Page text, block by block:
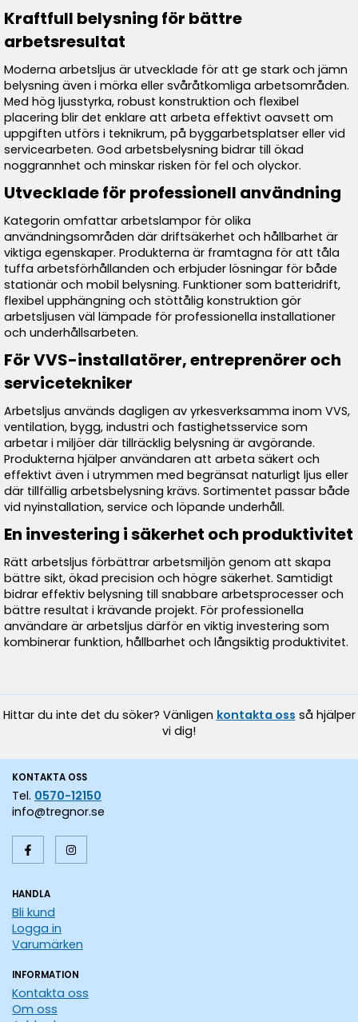
Kraftfull belysning för bättre
arbetsresultat
Moderna arbetsljus är utvecklade för att ge stark och jämn
belysning även i mörka eller svåråtkomliga arbetsområden.
Med hög ljusstyrka, robust konstruktion och flexibel
placering blir det enklare att arbeta effektivt oavsett om
uppgiften utförs i teknikrum, på byggarbetsplatser eller vid
servicearbeten. God arbetsbelysning bidrar till ökad
noggrannhet och minskar risken för fel och olyckor.
Utvecklade för professionell användning
Kategorin omfattar arbetslampor för olika
användningsområden där driftsäkerhet och hållbarhet är
viktiga egenskaper. Produkterna är framtagna för att tåla
tuffa arbetsförhållanden och erbjuder lösningar för både
stationär och mobil belysning. Funktioner som batteridrift,
flexibel upphängning och stöttålig konstruktion gör
arbetsljusen väl lämpade för professionella installationer
och underhållsarbeten.
För VVS-installatörer, entreprenörer och
servicetekniker
Arbetsljus används dagligen av yrkesverksamma inom VVS,
ventilation, bygg, industri och fastighetsservice som
arbetar i miljöer där tillräcklig belysning är avgörande.
Produkterna hjälper användaren att arbeta säkert och
effektivt även i utrymmen med begränsat naturligt ljus eller
där tillfällig arbetsbelysning krävs. Sortimentet passar både
vid nyinstallation, service och löpande underhåll.
En investering i säkerhet och produktivitet
Rätt arbetsljus förbättrar arbetsmiljön genom att skapa
bättre sikt, ökad precision och högre säkerhet. Samtidigt
bidrar effektiv belysning till snabbare arbetsprocesser och
bättre resultat i krävande projekt. För professionella
användare är arbetsljus därför en viktig investering som
kombinerar funktion, hållbarhet och långsiktig produktivitet.
Hittar du inte det du söker? Vänligen kontakta oss så hjälper
vi dig!
KONTAKTA OSS
Tel. 0570-12150
info@tregnor.se
HANDLA
Bli kund
Logga in
Varumärken
INFORMATION
Kontakta oss
Om oss